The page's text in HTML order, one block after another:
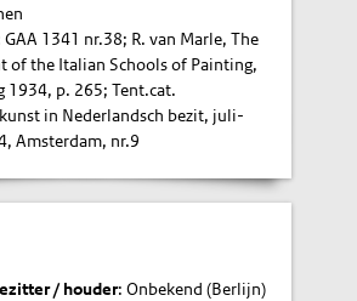
GAA 1341 nr.38; R. van Marle, The
of the Italian Schools of Painting,
1934, p. 265; Tent.cat.
in Nederlandsch bezit, juli-
Amsterdam, nr.9
/ houder: Onbekend (Berlijn)